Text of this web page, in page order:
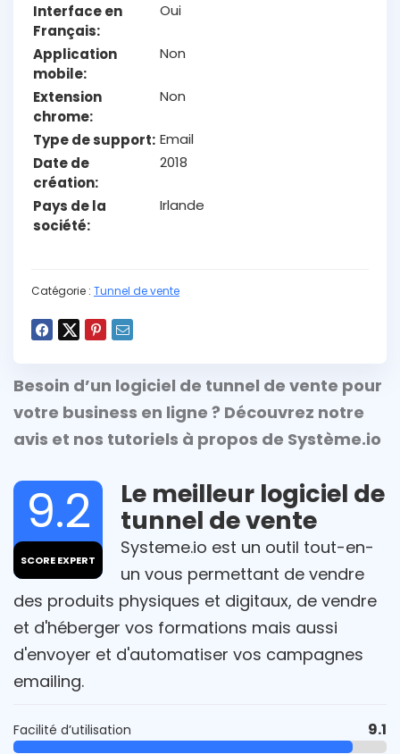
Interface en
Français
Oui
Application
mobile
Non
Extension
chrome
Non
Type de support Email
Date de
création
2018
Pays de la
société
Irlande
Catégorie : Tunnel de vente
Besoin d’un logiciel de tunnel de vente pour
votre business en ligne ? Découvrez notre
avis et nos tutoriels à propos de Système.io
9.2
SCORE EXPERT
Le meilleur logiciel de
tunnel de vente
Systeme.io est un outil tout-en-
un vous permettant de vendre
des produits physiques et digitaux, de vendre
et d'héberger vos formations mais aussi
d'envoyer et d'automatiser vos campagnes
emailing.
Facilité d’utilisation 9.1